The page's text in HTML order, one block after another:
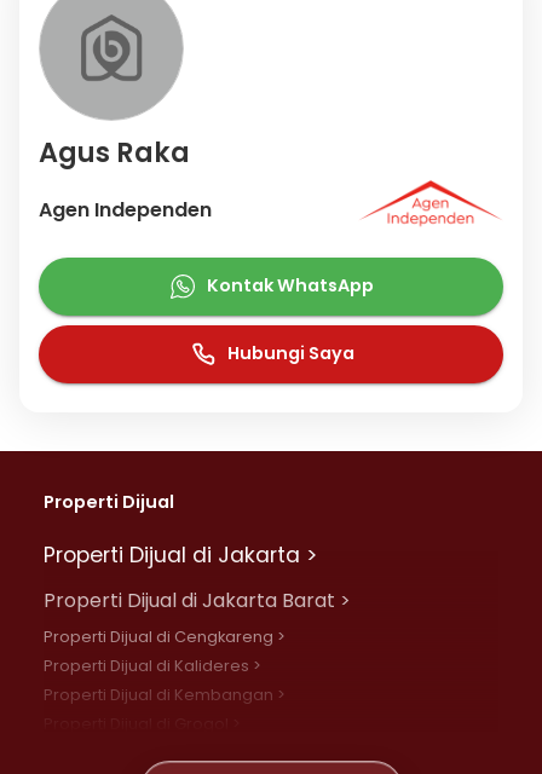
Agus Raka
Agen Independen
Kontak WhatsApp
Hubungi Saya
Properti Dijual
Properti Dijual di Jakarta >
Properti Dijual di Jakarta Barat >
Properti Dijual di Cengkareng >
Properti Dijual di Kalideres >
Properti Dijual di Kembangan >